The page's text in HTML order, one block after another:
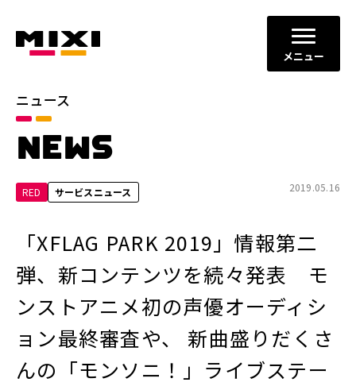
メニュー
ニュース
NEWS
RED サービスニュース 2019.05.16
「XFLAG PARK 2019」情報第二
弾、新コンテンツを続々発表 モ
ンストアニメ初の声優オーディシ
ョン最終審査や、 新曲盛りだくさ
んの「モンソニ！」ライブステー
カテゴリ
お知らせ
2026年 2025年
2023年